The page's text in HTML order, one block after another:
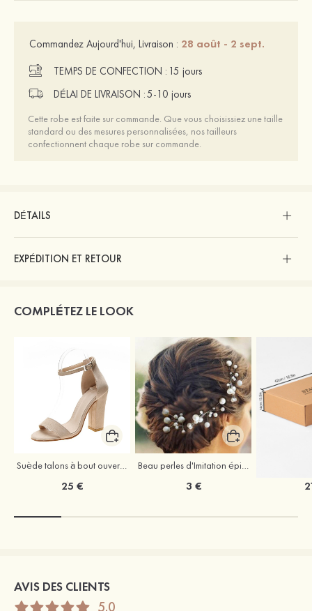
Commandez Aujourd'hui, Livraison : 28 août - 2 sept.
TEMPS DE CONFECTION : 15 jours
DÉLAI DE LIVRAISON :5-10 jours
Cette robe est faite sur commande. Que vous choisissiez une taille
standard ou des mesures personnalisées, nos tailleurs
confectionnent chaque robe sur commande.
DÉTAILS
EXPÉDITION ET RETOUR
COMPLÉTEZ LE LOOK
Suède talons à bout ouvert sandales talon bottier chaussures pour les soirées
25 €
Beau perles d'Imitation épingles à cheveux coiffe
3 €
AVIS DES CLIENTS
5.0